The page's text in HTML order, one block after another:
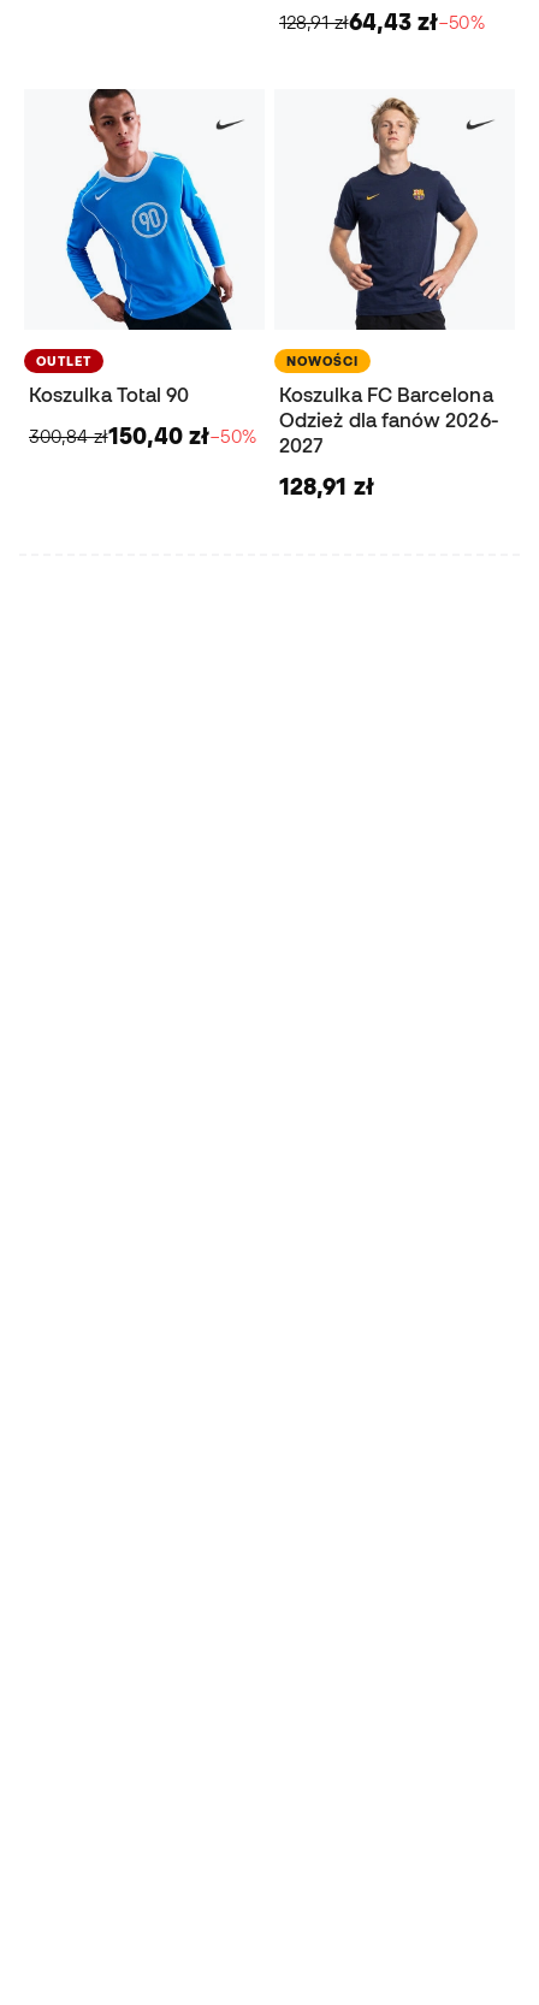
128,91 zł64,43 zł−50%
OUTLET
Koszulka Total 90
300,84 zł150,40 zł−50%
NOWOŚCI
Koszulka FC Barcelona
Odzież dla fanów 2026-
2027
128,91 zł